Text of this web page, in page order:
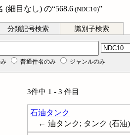
(細目なし) の“568.6 (NDC10)”
分類記号検索 識別子検索
普通件名のみ ジャンルのみ
3件中 1 - 3 件目
石油タンク
← 油タンク; タンク (石油